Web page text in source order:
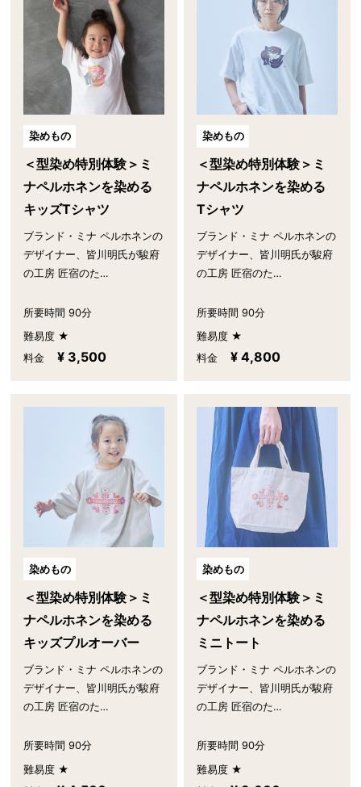
染めもの
＜型染め特別体験＞ミ
ナペルホネンを染める
キッズTシャツ
ブランド・ミナ ペルホネンの
デザイナー、皆川明氏が駿府
の工房 匠宿のた…
所要時間 90分
難易度 ★
料金
¥ 3,500
染めもの
＜型染め特別体験＞ミ
ナペルホネンを染める
Tシャツ
ブランド・ミナ ペルホネンの
デザイナー、皆川明氏が駿府
の工房 匠宿のた…
所要時間 90分
難易度 ★
料金
¥ 4,800
染めもの
＜型染め特別体験＞ミ
ナペルホネンを染める
キッズプルオーバー
ブランド・ミナ ペルホネンの
デザイナー、皆川明氏が駿府
の工房 匠宿のた…
所要時間 90分
難易度 ★
染めもの
＜型染め特別体験＞ミ
ナペルホネンを染める
ミニトート
ブランド・ミナ ペルホネンの
デザイナー、皆川明氏が駿府
の工房 匠宿のた…
所要時間 90分
難易度 ★